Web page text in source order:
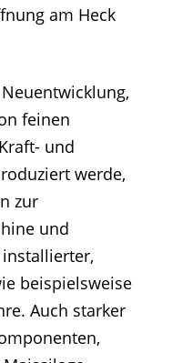
am Heck
feinen
und
werde,
zur
und
beispielsweise
Auch starker